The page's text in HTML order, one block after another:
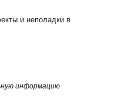
и неполадки в
информацию